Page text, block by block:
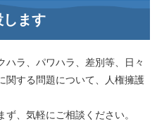
します
ハラ、パワハラ、差別等、日々
関する問題について、人権擁護
、気軽にご相談ください。